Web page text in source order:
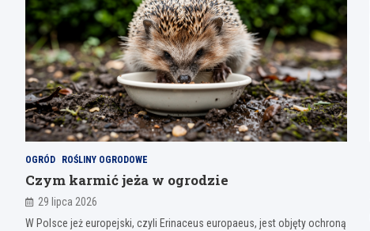
OGRÓD ROŚLINY OGRODOWE
Czym karmić jeża w ogrodzie
29 lipca 2026
W Polsce jeż europejski, czyli Erinaceus europaeus, jest objęty ochroną